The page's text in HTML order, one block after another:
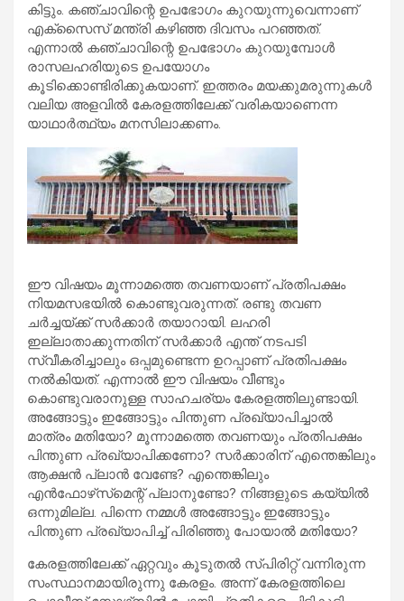
കിട്ടും. കഞ്ചാവിന്റെ ഉപഭോഗം കുറയുന്നുവെന്നാണ്
എക്‌സൈസ് മന്ത്രി കഴിഞ്ഞ ദിവസം പറഞ്ഞത്.
എന്നാല്‍ കഞ്ചാവിന്റെ ഉപഭോഗം കുറയുമ്പോള്‍
രാസലഹരിയുടെ ഉപയോഗം
കൂടിക്കൊണ്ടിരിക്കുകയാണ്. ഇത്തരം മയക്കുമരുന്നുകള്‍
വലിയ അളവില്‍ കേരളത്തിലേക്ക് വരികയാണെന്ന
യാഥാര്‍ത്ഥ്യം മനസിലാക്കണം.
ഈ വിഷയം മൂന്നാമത്തെ തവണയാണ് പ്രതിപക്ഷം
നിയമസഭയില്‍ കൊണ്ടുവരുന്നത്. രണ്ടു തവണ
ചര്‍ച്ചയ്ക്ക് സര്‍ക്കാര്‍ തയാറായി. ലഹരി
ഇല്ലാതാക്കുന്നതിന് സര്‍ക്കാര്‍ എന്ത് നടപടി
സ്വീകരിച്ചാലും ഒപ്പമുണ്ടെന്ന ഉറപ്പാണ് പ്രതിപക്ഷം
നല്‍കിയത്. എന്നാല്‍ ഈ വിഷയം വീണ്ടും
കൊണ്ടുവരാനുള്ള സാഹചര്യം കേരളത്തിലുണ്ടായി.
അങ്ങോട്ടും ഇങ്ങോട്ടും പിന്തുണ പ്രഖ്യാപിച്ചാല്‍
മാത്രം മതിയോ? മൂന്നാമത്തെ തവണയും പ്രതിപക്ഷം
പിന്തുണ പ്രഖ്യാപിക്കണോ? സര്‍ക്കാരിന് എന്തെങ്കിലും
ആക്ഷന്‍ പ്ലാന്‍ വേണ്ടേ? എന്തെങ്കിലും
എന്‍ഫോഴ്‌സ്‌മെന്റ് പ്ലാനുണ്ടോ? നിങ്ങളുടെ കയ്യില്‍
ഒന്നുമില്ല. പിന്നെ നമ്മള്‍ അങ്ങോട്ടും ഇങ്ങോട്ടും
പിന്തുണ പ്രഖ്യാപിച്ച് പിരിഞ്ഞു പോയാല്‍ മതിയോ?
കേരളത്തിലേക്ക് ഏറ്റവും കൂടുതല്‍ സ്പിരിറ്റ് വന്നിരുന്ന
സംസ്ഥാനമായിരുന്നു കേരളം. അന്ന് കേരളത്തിലെ